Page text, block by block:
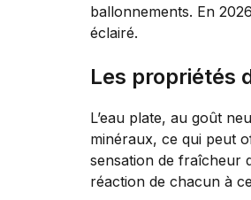
ballonnements. En
éclairé.
Les propriétés
L’eau plate, au goût
minéraux, ce qui peut
sensation de fraîcheur
réaction de chacun à